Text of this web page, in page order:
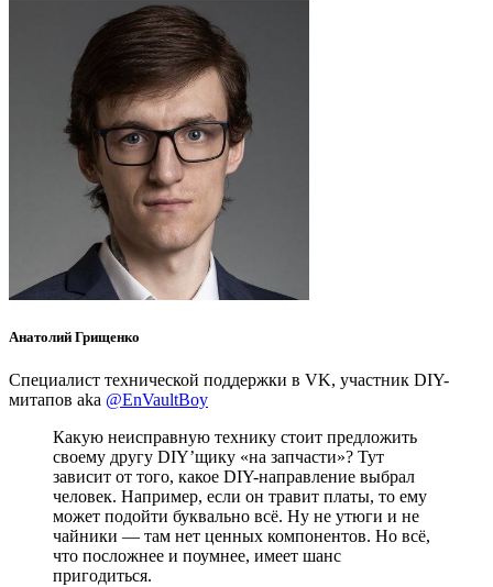
Анатолий Грищенко
Специалист технической поддержки в VK, участник DIY-
митапов aka @EnVaultBoy
Какую неисправную технику стоит предложить
своему другу DIY’щику «на запчасти»? Тут
зависит от того, какое DIY-направление выбрал
человек. Например, если он травит платы, то ему
может подойти буквально всё. Ну не утюги и не
чайники — там нет ценных компонентов. Но всё,
что посложнее и поумнее, имеет шанс
пригодиться.